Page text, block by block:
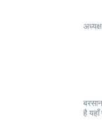
है यहाँ